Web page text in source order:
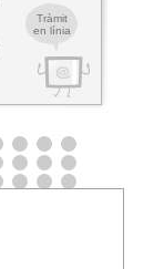
Tràmit
en línia